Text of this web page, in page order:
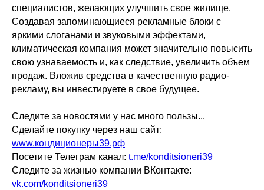
специалистов, желающих улучшить свое жилище.
Создавая запоминающиеся рекламные блоки с
яркими слоганами и звуковыми эффектами,
климатическая компания может значительно повысить
свою узнаваемость и, как следствие, увеличить объем
продаж. Вложив средства в качественную радио-
рекламу, вы инвестируете в свое будущее.
Следите за новостями у нас много пользы...
Сделайте покупку через наш сайт:
www.кондиционеры39.рф
Посетите Телеграм канал: t.me/konditsioneri39
Следите за жизнью компании ВКонтакте:
vk.com/konditsioneri39